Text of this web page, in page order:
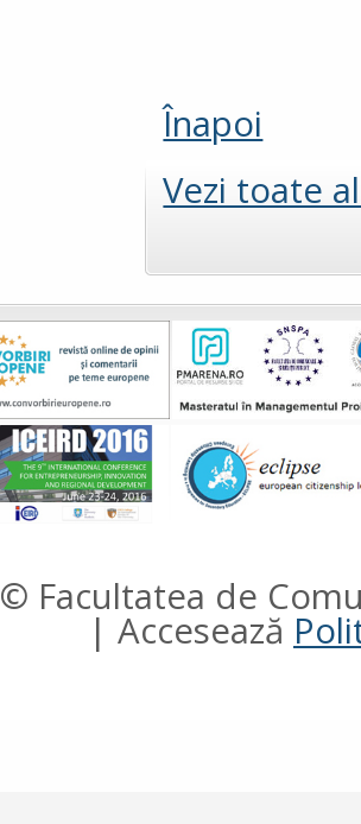
Înapoi
Vezi toate
© Facultatea de
| Accesează